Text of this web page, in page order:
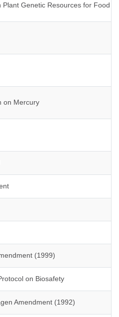
Plant Genetic Resources for Food
on Mercury
(1999)
on Biosafety
Amendment (1992)